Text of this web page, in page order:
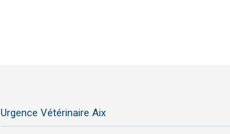
Urgence Vétérinaire Aix